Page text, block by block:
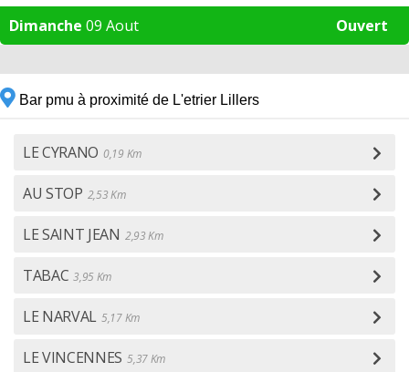
Dimanche 09 Aout Ouvert
Bar pmu à proximité de L'etrier Lillers
LE CYRANO 0,19 Km
AU STOP 2,53 Km
LE SAINT JEAN 2,93 Km
TABAC 3,95 Km
LE NARVAL 5,17 Km
LE VINCENNES 5,37 Km